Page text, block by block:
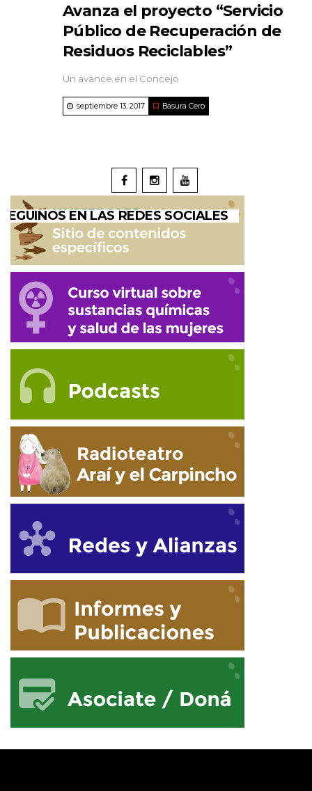
Avanza el proyecto “Servicio
Público de Recuperación de
Residuos Reciclables”
Un avance en el Concejo
septiembre 13, 2017 Basura Cero
SEGUINOS EN LAS REDES SOCIALES